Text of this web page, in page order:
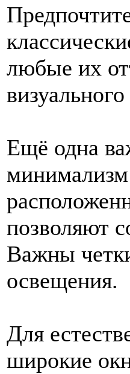
любые их
Ещё одна
позволяют
Важны
освещения.
Для
широкие